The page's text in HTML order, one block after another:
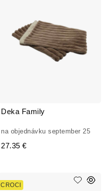
Deka Family
na objednávku september 25
27.35 €
CROCI